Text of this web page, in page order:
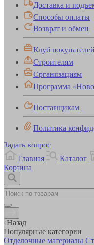
Доставка и
Способы оплаты
Возврат и обмен
Клуб
Строителям
Организациям
Программа
Поставщикам
Политика
Задать вопрос
Главная
Каталог
Корзина
Назад
Популярные категории
Отделочные материалы